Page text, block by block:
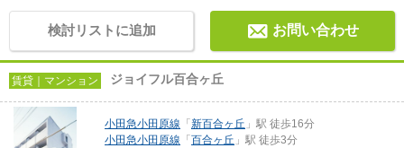
検討リストに追加 お問い合わせ
賃貸｜マンション ジョイフル百合ヶ丘
小田急小田原線 「 新百合ヶ丘 」駅 徒歩16分
小田急小田原線 「 百合ヶ丘 」駅 徒歩3分